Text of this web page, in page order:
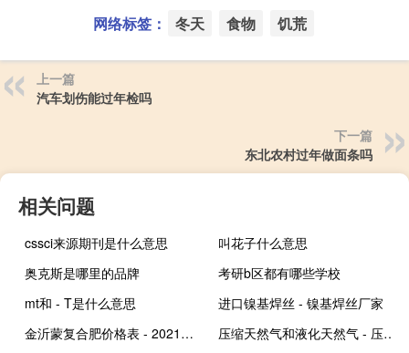
网络标签： 冬天 食物 饥荒
上一篇
汽车划伤能过年检吗
下一篇
东北农村过年做面条吗
相关问题
cssci来源期刊是什么意思
叫花子什么意思
奥克斯是哪里的品牌
考研b区都有哪些学校
mt和 - T是什么意思
进口镍基焊丝 - 镍基焊丝厂家
金沂蒙复合肥价格表 - 2021年金沂蒙复合肥价格
压缩天然气和液化天然气 - 压缩天然气和液化天然气经营许可